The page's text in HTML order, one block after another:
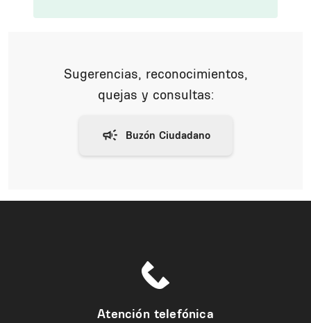
Sugerencias, reconocimientos,
quejas y consultas:
Atención telefónica